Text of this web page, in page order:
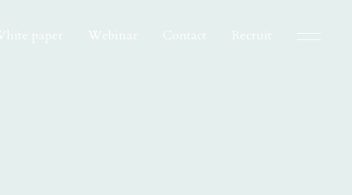
paper Webinar Contact Recruit